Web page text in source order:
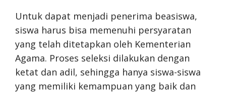
Untuk dapat menjadi penerima beasiswa,
siswa harus bisa memenuhi persyaratan
yang telah ditetapkan oleh Kementerian
Agama. Proses seleksi dilakukan dengan
ketat dan adil, sehingga hanya siswa-siswa
yang memiliki kemampuan yang baik dan